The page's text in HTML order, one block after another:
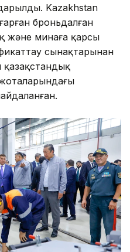
Kazakhstan
броньдалған
және минаға қарсы
сынақтарынан